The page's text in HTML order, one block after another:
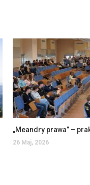
26 Maj, 2026